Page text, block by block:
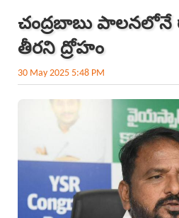
చంద్రబాబు
తీరని ద్రోహం
30 May 2025 5:48 PM